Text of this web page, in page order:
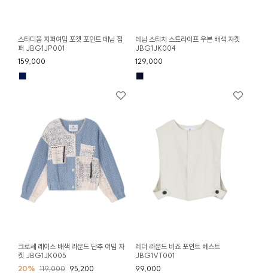
스타디움 지퍼여밈 포켓 포인트 데님 점
퍼 JBG1JP001
159,000
■
데님 스티치 스트라이프 우븐 배색 자켓
JBG1JK004
129,000
■
크로셰 레이스 배색 라운드 단추 여밈 자
켓 JBG1JK005
20% 119,000 95,200
레더 라운드 비죠 포인트 베스트
JBG1VT001
99,000